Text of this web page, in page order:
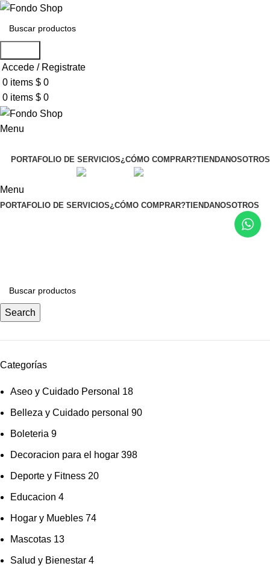
Accede / Registrate
0 items $ 0
0 items $ 0
Menu
PORTAFOLIO DE SERVICIOS¿CÓMO COMPRAR?TIENDANOSOTROS
Menu
PORTAFOLIO DE SERVICIOS¿CÓMO COMPRAR?TIENDANOSOTROS
Search
Categorías
Aseo y Cuidado Personal 18
Belleza y Cuidado personal 90
Boleteria 9
Decoracion para el hogar 398
Deporte y Fitness 20
Educacion 4
Hogar y Muebles 74
Mascotas 13
Salud y Bienestar 4